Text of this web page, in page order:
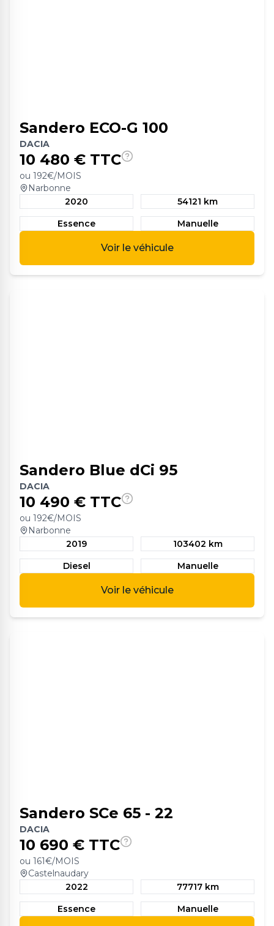
Sandero ECO-G 100
DACIA
10 480 € TTC
ou 192€/MOIS
Narbonne
2020
54121 km
Essence
Manuelle
Voir le véhicule
Sandero Blue dCi 95
DACIA
10 490 € TTC
ou 192€/MOIS
Narbonne
2019
103402 km
Diesel
Manuelle
Voir le véhicule
Sandero SCe 65 - 22
DACIA
10 690 € TTC
ou 161€/MOIS
Castelnaudary
2022
77717 km
Essence
Manuelle